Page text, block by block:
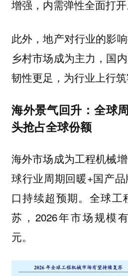
增强，内需弹性全面打开
此外，地产对行业的影
乡村市场成为主力，国
韧性更足，为行业上行筑
海外景气回升：全球
头抢占全球份额
海外市场成为工程机械
球行业周期回暖+国产
口持续超预期。全球工
苏，2026年市场规模
元。